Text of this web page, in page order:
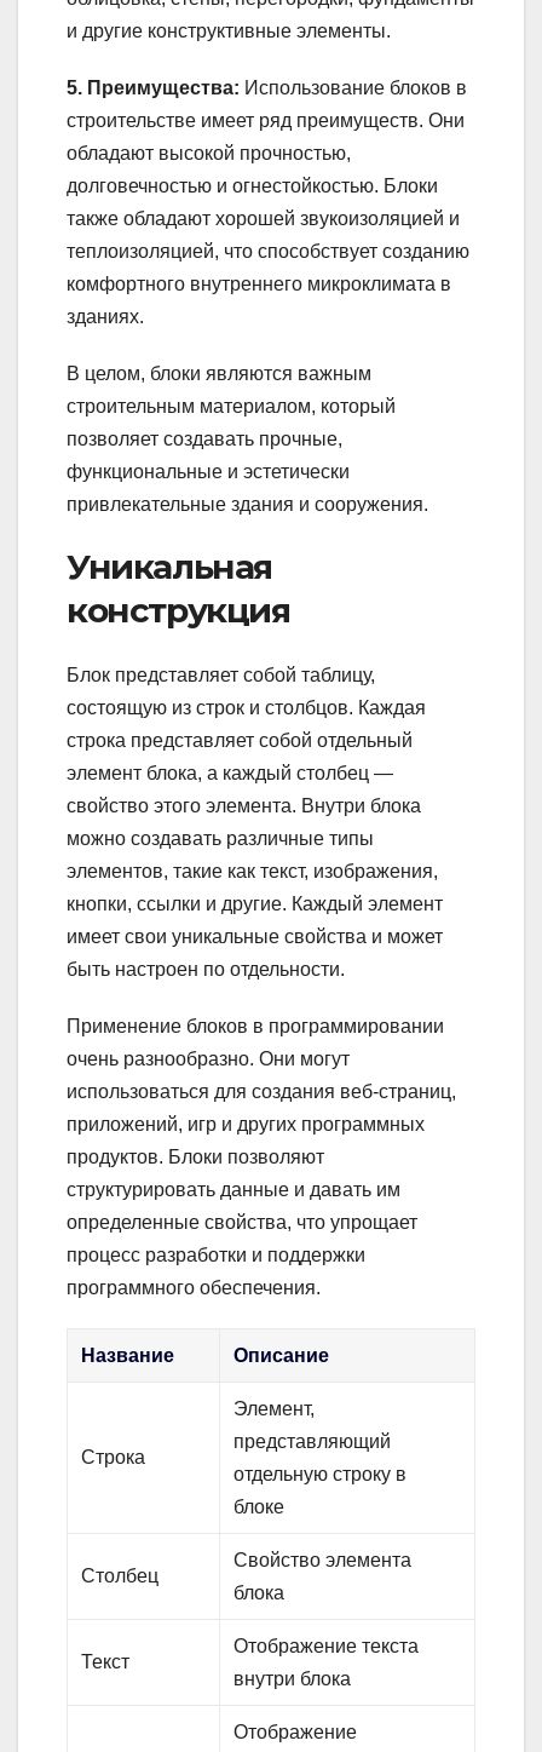
и другие конструктивные элементы.
5. Преимущества: Использование блоков в
строительстве имеет ряд преимуществ. Они
обладают высокой прочностью,
долговечностью и огнестойкостью. Блоки
также обладают хорошей звукоизоляцией и
теплоизоляцией, что способствует созданию
комфортного внутреннего микроклимата в
зданиях.
В целом, блоки являются важным
строительным материалом, который
позволяет создавать прочные,
функциональные и эстетически
привлекательные здания и сооружения.
Уникальная
конструкция
Блок представляет собой таблицу,
состоящую из строк и столбцов. Каждая
строка представляет собой отдельный
элемент блока, а каждый столбец —
свойство этого элемента. Внутри блока
можно создавать различные типы
элементов, такие как текст, изображения,
кнопки, ссылки и другие. Каждый элемент
имеет свои уникальные свойства и может
быть настроен по отдельности.
Применение блоков в программировании
очень разнообразно. Они могут
использоваться для создания веб-страниц,
приложений, игр и других программных
продуктов. Блоки позволяют
структурировать данные и давать им
определенные свойства, что упрощает
процесс разработки и поддержки
программного обеспечения.
Название Описание
Строка
Элемент,
представляющий
отдельную строку в
блоке
Столбец
Свойство элемента
блока
Текст
Отображение текста
внутри блока
Отображение